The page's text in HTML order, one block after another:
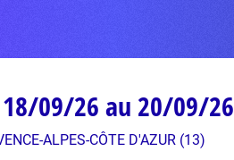
09/26 au 20/09/26
ALPES-CÔTE D'AZUR (13)